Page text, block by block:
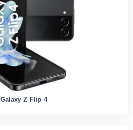
Galaxy Z Flip 4